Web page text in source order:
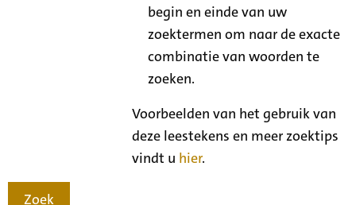
begin en einde van uw
zoektermen om naar de exacte
combinatie van woorden te
zoeken.
Voorbeelden van het gebruik van
deze leestekens en meer zoektips
vindt u hier.
Zoek